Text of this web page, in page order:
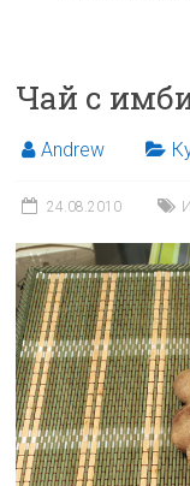
Чай с
Andrew
24.08.2010